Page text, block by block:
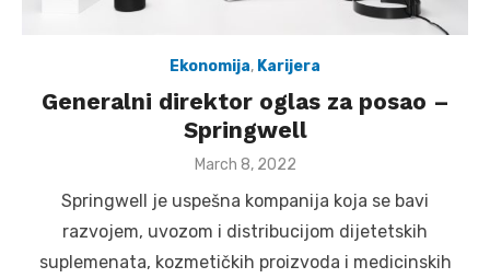
Ekonomija, Karijera
Generalni direktor oglas za posao –
Springwell
Posted
March 8, 2022
Springwell je uspešna kompanija koja se bavi
razvojem, uvozom i distribucijom dijetetskih
suplemenata, kozmetičkih proizvoda i medicinskih